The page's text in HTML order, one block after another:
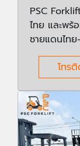
PSC
ไทย และพร้
ชายแดนไท
โทร